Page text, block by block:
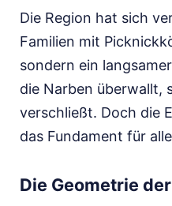
Die Region hat sich
Familien mit
sondern ein
die Narben überwallt,
verschließt. Doch die
das Fundament für
Die Geometrie